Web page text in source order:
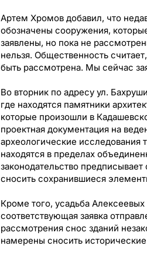
Артем Хромов добавил, что
обозначены сооружения,
заявлены, но пока не
нельзя. Общественность
быть рассмотрена. Мы сейчас
Во вторник по адресу ул.
где находятся памятники
которые произошли в
проектная документация на
археологические исследования
находятся в пределах
законодательство
сносить сохранившиеся
Кроме того, усадьба Алексеевых
соответствующая заявка
рассмотрения снос зданий
намерены сносить